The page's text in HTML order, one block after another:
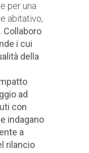
per una
abitativo,
Collaboro
i cui
della
ad
con
indagano
a
rilancio